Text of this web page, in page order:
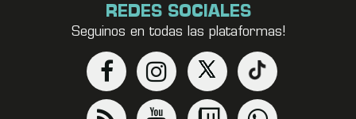
REDES SOCIALES
Seguinos en todas las plataformas!